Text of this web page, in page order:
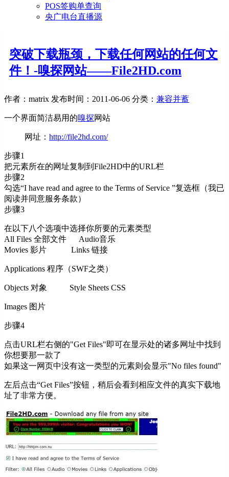
POS签购单查询
央广电台直播源
突破下载瓶颈，下载任何网站的任何文
件！-嗅探网站——File2HD.com
作者：matrix 发布时间：2011-06-06 分类： 兼容并蓄
一个界面简洁易用的嗅探网站
网址： http://file2hd.com/
步骤1
把元素所在的网址复制到File2HD中的URL栏
步骤2
勾选“I have read and agree to the Terms of Service ”复选框（我已
阅读并同意服务条款）
步骤3
在以下八个选项中选择你所要的元素类型
All Files 全部文件 Audio音乐
Movies 影片 Links 链接
Applications 程序（SWF之类）
Objects 对象 Style Sheets CSS
Images 图片
步骤4
点击URL栏右侧的"Get Files"即可在显示处的诸多网址中找到
你想要那一款了
如果这一网页中没有这一类型的元素则会显示"No files found"
左后点击“Get Files”按钮，稍后会看到相应文件的真实下载地
址了非常方便。